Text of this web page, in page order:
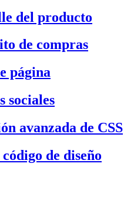
del producto
de compras
página
sociales
avanzada de CSS
de diseño